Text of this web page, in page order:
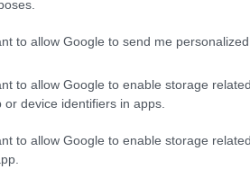
to allow Google to send me personalized
to allow Google to enable storage
or device identifiers in apps.
to allow Google to enable storage
az MTK ellen.
az elsők között legyen